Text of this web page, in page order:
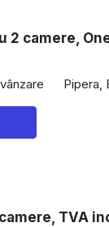
2 camere,
Pipera,
TVA